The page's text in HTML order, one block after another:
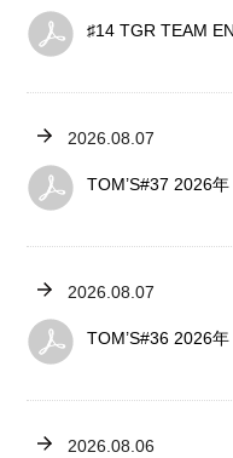
♯14 TGR TEAM
2026.08.07
TOM’S#37 2026
2026.08.07
TOM’S#36 2026
2026.08.06